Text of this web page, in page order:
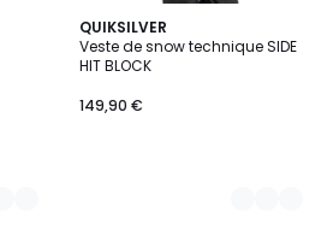
QUIKSILVER
Veste de snow technique SIDE
HIT BLOCK
149,90 €
2
Couleurs